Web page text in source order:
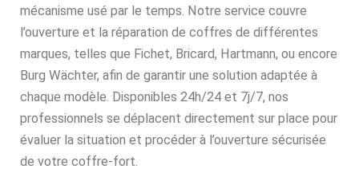
mécanisme usé par le temps. Notre service couvre
l’ouverture et la réparation de coffres de différentes
marques, telles que Fichet, Bricard, Hartmann, ou encore
Burg Wächter, afin de garantir une solution adaptée à
chaque modèle. Disponibles 24h/24 et 7j/7, nos
professionnels se déplacent directement sur place pour
évaluer la situation et procéder à l’ouverture sécurisée
de votre coffre-fort.